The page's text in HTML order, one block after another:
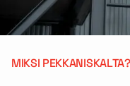
MIKSI PEKKANISKALTA?